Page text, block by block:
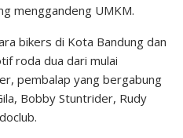
menggandeng UMKM.
bikers di Kota Bandung dan
roda dua dari mulai
pembalap yang bergabung
Bobby Stuntrider, Rudy